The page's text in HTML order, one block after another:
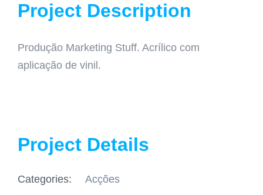
Project Description
Produção Marketing Stuff. Acrílico com
aplicação de vinil.
Project Details
Categories: Acções